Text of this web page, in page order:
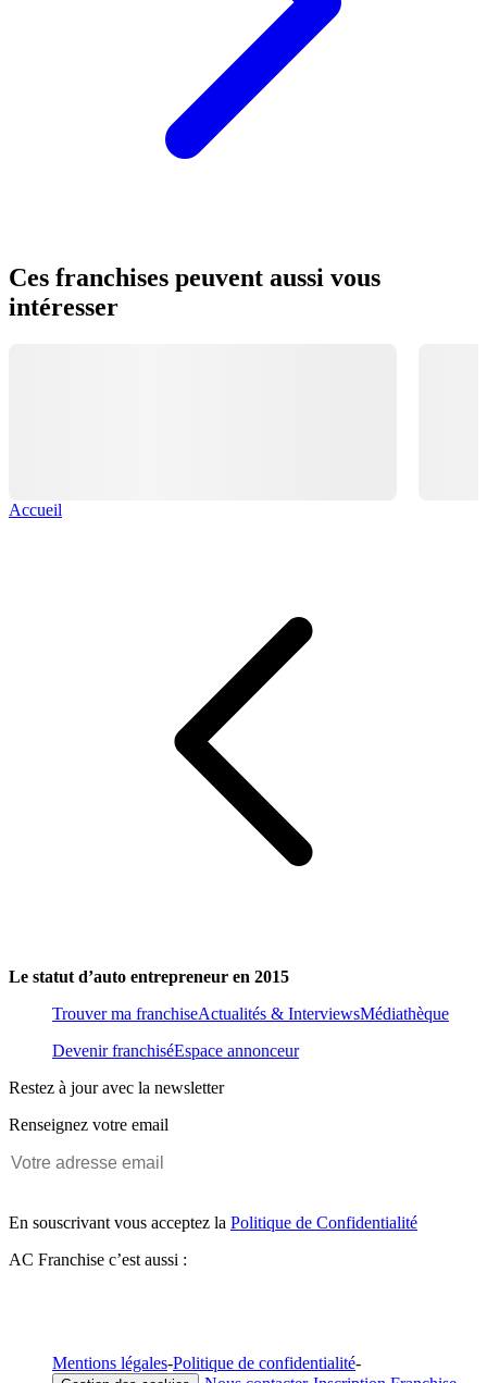
Ces franchises peuvent aussi vous
intéresser
Accueil
Le statut d’auto entrepreneur en 2015
Trouver ma franchiseActualités & InterviewsMédiathèque
Devenir franchiséEspace annonceur
Restez à jour avec la newsletter
Renseignez votre email
En souscrivant vous acceptez la Politique de Confidentialité
AC Franchise c’est aussi :
Mentions légales-Politique de confidentialité-